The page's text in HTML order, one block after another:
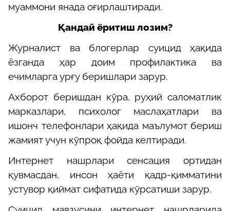
муаммони янада оғирлаштиради.
Қандай ёритиш лозим?
Журналист ва блогерлар суицид ҳақида
ёзганда ҳар доим профилактика ва
ечимларга урғу беришлари зарур.
Ахборот беришдан кўра, руҳий саломатлик
марказлари, психолог маслаҳатлари ва
ишонч телефонлари ҳақида маълумот бериш
жамият учун кўпроқ фойда келтиради.
Интернет нашрлари сенсация ортидан
қувмасдан, инсон ҳаёти қадр-қимматини
устувор қиймат сифатида кўрсатиши зарур.